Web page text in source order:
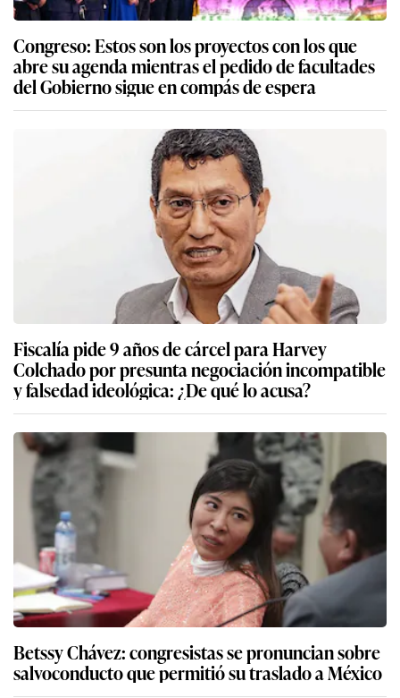
Congreso: Estos son los proyectos con los que
abre su agenda mientras el pedido de facultades
del Gobierno sigue en compás de espera
Fiscalía pide 9 años de cárcel para Harvey
Colchado por presunta negociación incompatible
y falsedad ideológica: ¿De qué lo acusa?
Betssy Chávez: congresistas se pronuncian sobre
salvoconducto que permitió su traslado a México